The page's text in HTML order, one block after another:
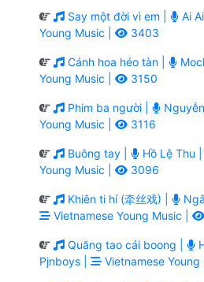
Say một đời vì em | Ai
Young Music |
3403
Cánh hoa héo tàn |
Young Music |
3150
Phim ba người |
Young Music |
3116
Buông tay | Hồ Lệ Thu |
Young Music |
3096
Khiên ti hí (牵丝戏) |
Vietnamese Young Music |
Quăng tao cái boong |
Pjnboys |
Vietnamese Young